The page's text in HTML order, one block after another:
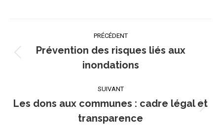
Navigation
article
PRÉCÉDENT
Article
précédent
Prévention des risques liés aux
inondations
SUIVANT
suivant
Les dons aux communes : cadre légal et
transparence